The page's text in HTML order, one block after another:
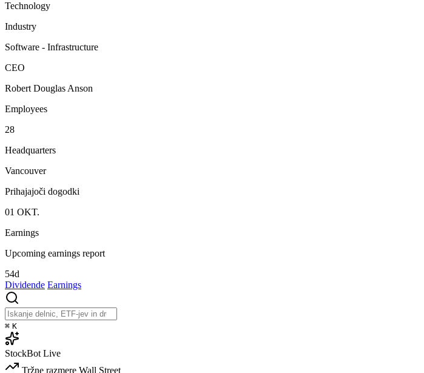
Technology
Industry
Software - Infrastructure
CEO
Robert Douglas Anson
Employees
28
Headquarters
Vancouver
Prihajajoči dogodki
01 OKT.
Earnings
Upcoming earnings report
54d
Dividende Earnings
⌘ K
StockBot Live
Tržne razmere Wall Street